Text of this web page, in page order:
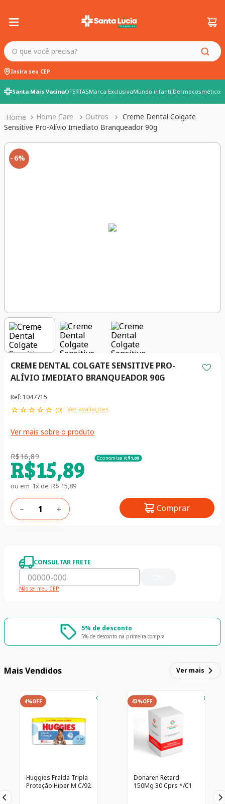
O que você precisa?
Insira seu CEP
Santa Mais VacinaOFERTASMarca ExclusivaMundo infantilDermocosméticos
Home Care Outros
Creme Dental Colgate
Sensitive Pro-Alívio Imediato Branqueador 90g
6%
CREME DENTAL COLGATE SENSITIVE PRO-
ALÍVIO IMEDIATO BRANQUEADOR 90G
Ref: 1047715
☆☆☆☆☆ (0) Ver avaliações
Ver mais sobre o produto
R$16,89 Economize R$1,00
R$15,89
ou em 1x de R$ 15,89
＋
－ Comprar
CONSULTAR FRETE
Não sei meu CEP
5% de desconto
5% de desconto na primeira compra
Mais Vendidos Ver mais
4%OFF
Huggies Fralda Tripla
Proteção Hiper M C/92
43%OFF
Donaren Retard
150Mg 30 Cprs */C1